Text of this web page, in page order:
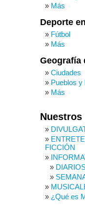
Más
Deporte
Fútbol
Más
Geografía
Ciudades
Pueblos y
Más
FICCIÓN
¿Qué es